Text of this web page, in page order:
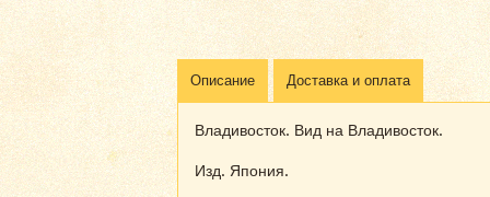
Описание Доставка и оплата
Владивосток. Вид на Владивосток.
Изд. Япония.